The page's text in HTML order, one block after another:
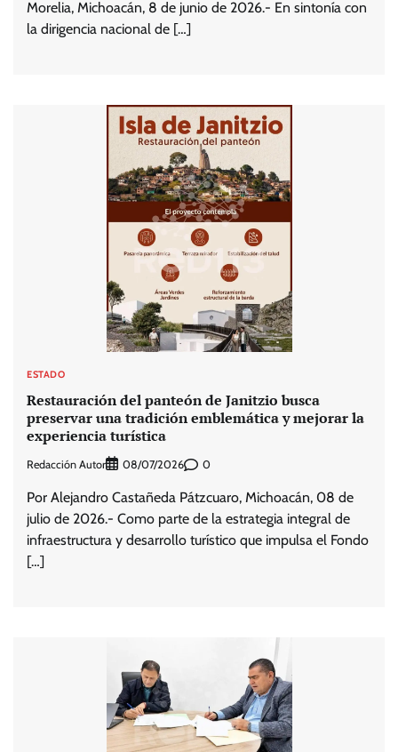
Morelia, Michoacán, 8 de junio de 2026.- En sintonía con
la dirigencia nacional de […]
ESTADO
Restauración del panteón de Janitzio busca
preservar una tradición emblemática y mejorar la
experiencia turística
Redacción Autor 08/07/2026 0
Por Alejandro Castañeda Pátzcuaro, Michoacán, 08 de
julio de 2026.- Como parte de la estrategia integral de
infraestructura y desarrollo turístico que impulsa el Fondo
[…]